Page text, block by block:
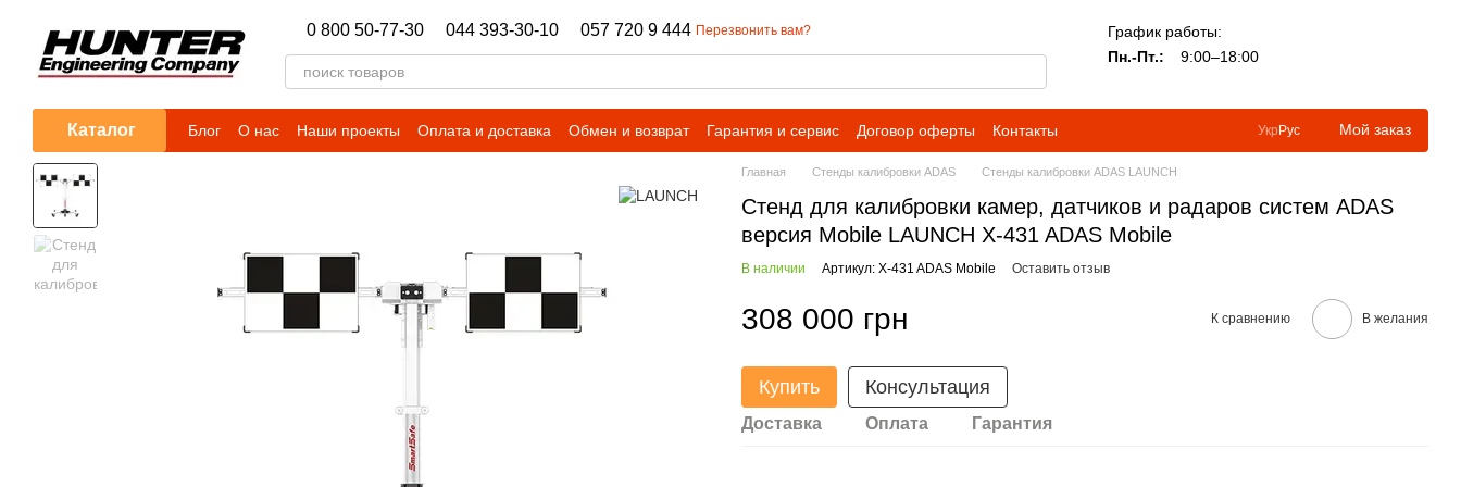
0 800 50-77-30 044 393-30-10 057 720 9 444 Перезвонить вам?
График работы:
Пн.-Пт.:
9:00–18:00
Каталог Блог О нас Наши проекты Оплата и доставка Обмен и возврат Гарантия и сервис Договор оферты Контакты Укр Рус Мой заказ
Главная Стенды калибровки ADAS Стенды калибровки ADAS LAUNCH
Стенд для калибровки камер, датчиков и радаров систем ADAS
версия Mobile LAUNCH X-431 ADAS Mobile
В наличии Артикул: X-431 ADAS Mobile Оставить отзыв
308 000 грн К сравнению В желания
Купить Консультация
Доставка Оплата Гарантия